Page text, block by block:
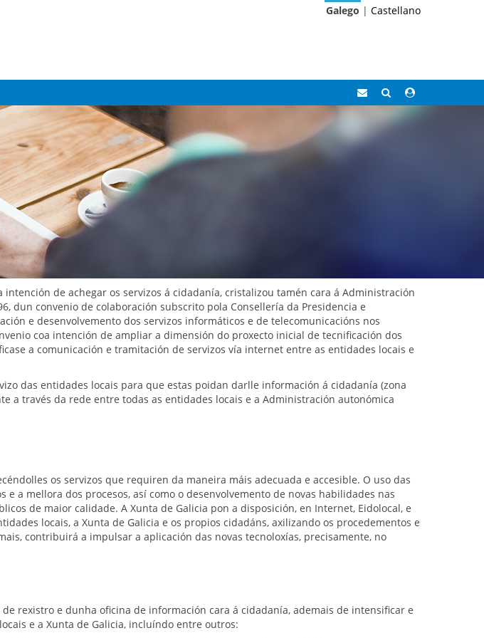
Galego | Castellano
Correo
Eidolocal
BuscarAcceso
área
de achegar os servizos á cidadanía, cristalizou tamén cara á Administración
dun convenio de colaboración subscrito pola Consellería da Presidencia e
e desenvolvemento dos servizos informáticos e de telecomunicacións nos
coa intención de ampliar a dimensión do proxecto inicial de tecnificación dos
a comunicación e tramitación de servizos vía internet entre as entidades locais e
das entidades locais para que estas poidan darlle información á cidadanía (zona
a través da rede entre todas as entidades locais e a Administración autonómica
os servizos que requiren da maneira máis adecuada e accesible. O uso das
a mellora dos procesos, así como o desenvolvemento de novas habilidades nas
de maior calidade. A Xunta de Galicia pon a disposición, en Internet, Eidolocal, e
locais, a Xunta de Galicia e os propios cidadáns, axilizando os procedementos e
contribuirá a impulsar a aplicación das novas tecnoloxías, precisamente, no
rexistro e dunha oficina de información cara á cidadanía, ademais de intensificar e
e a Xunta de Galicia, incluíndo entre outros: